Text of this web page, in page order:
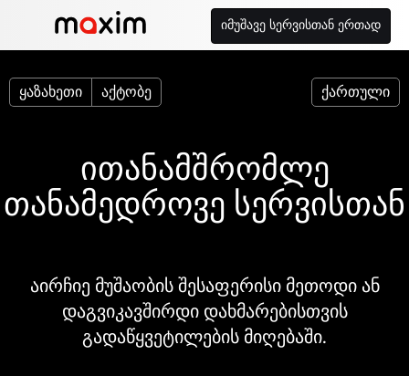
იმუშავე სერვისთან ერთად
ყაზახეთი აქტობე ქართული
ითანამშრომლე
თანამედროვე სერვისთან
აირჩიე მუშაობის შესაფერისი მეთოდი ან
დაგვიკავშირდი დახმარებისთვის
გადაწყვეტილების მიღებაში.